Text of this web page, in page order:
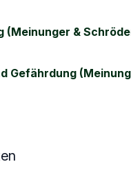
(Meinunger &
Gefährdung